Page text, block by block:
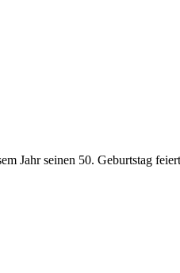
Jahr seinen 50. Geburtstag